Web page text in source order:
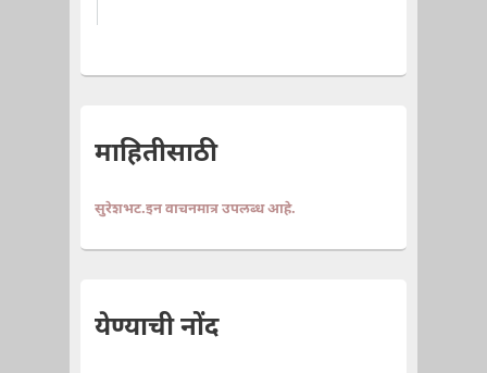
माहितीसाठी
सुरेशभट.इन वाचनमात्र उपलब्ध आहे.
येण्याची नोंद